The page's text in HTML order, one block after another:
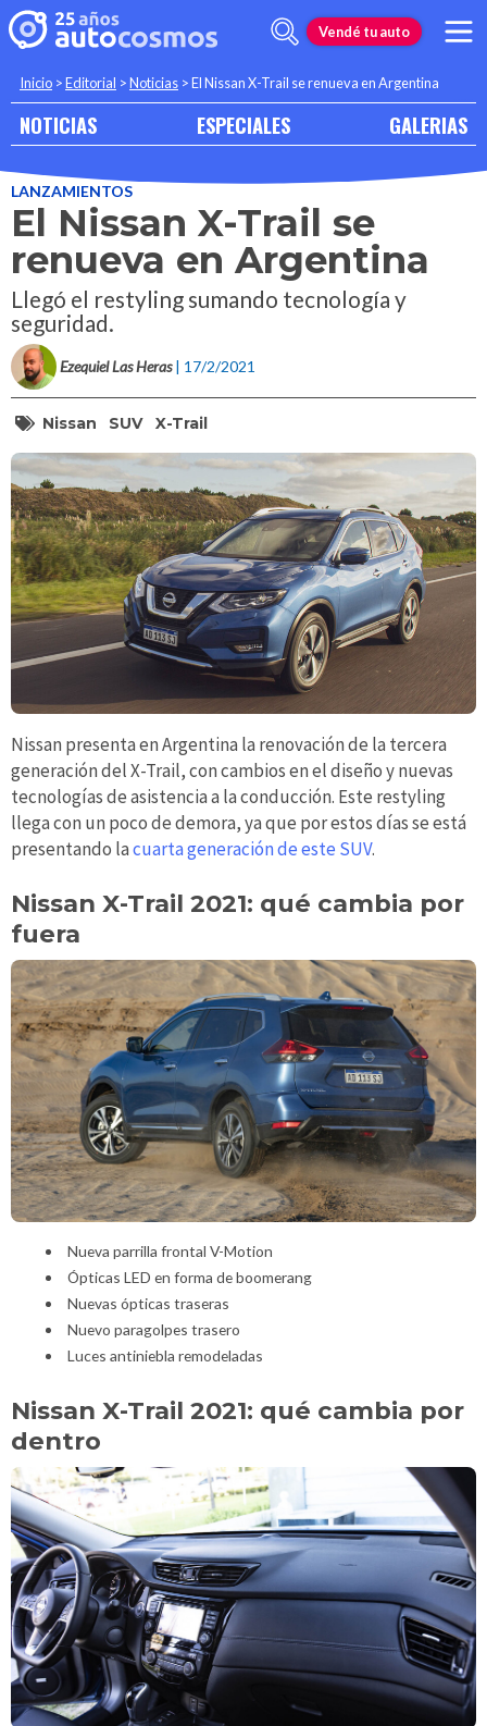
Vendé tu auto
Inicio >Editorial >Noticias >El Nissan X-Trail se renueva en Argentina
NOTICIAS ESPECIALES GALERIAS
LANZAMIENTOS
El Nissan X-Trail se
renueva en Argentina
Llegó el restyling sumando tecnología y
seguridad.
Ezequiel Las Heras | 17/2/2021
Nissan SUV X-Trail
Nissan presenta en Argentina la renovación de la tercera
generación del X-Trail, con cambios en el diseño y nuevas
tecnologías de asistencia a la conducción. Este restyling
llega con un poco de demora, ya que por estos días se está
presentando lacuarta generación de este SUV.
Nissan X-Trail 2021: qué cambia por
fuera
Nueva parrilla frontal V-Motion
Ópticas LED en forma de boomerang
Nuevas ópticas traseras
Nuevo paragolpes trasero
Luces antiniebla remodeladas
Nissan X-Trail 2021: qué cambia por
dentro